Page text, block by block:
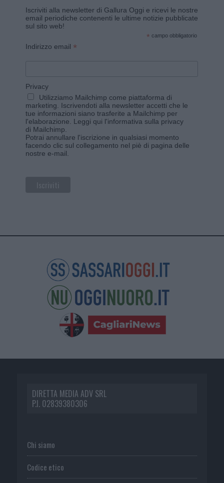
Iscriviti alla newsletter di Gallura Oggi e ricevi le nostre
email periodiche contenenti le ultime notizie pubblicate
sul sito web!
* campo obbligatorio
Indirizzo email *
Privacy
Utilizziamo Mailchimp come piattaforma di
marketing. Iscrivendoti alla newsletter accetti che le
tue informazioni siano trasferite a Mailchimp per
l'elaborazione. Leggi qui l'informativa sulla privacy
di Mailchimp
Potrai annullare l'iscrizione in qualsiasi momento
facendo clic sul collegamento nel piè di pagina delle
nostre e-mail.
DIRETTA MEDIA ADV SRL
P.I. 02839380306
Chi siamo
Codice etico